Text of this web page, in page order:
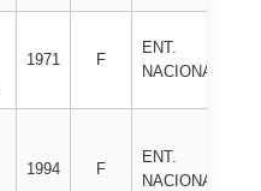
1971 F
ENT.
NACIONAL
1994 F
ENT.
NACIONAL